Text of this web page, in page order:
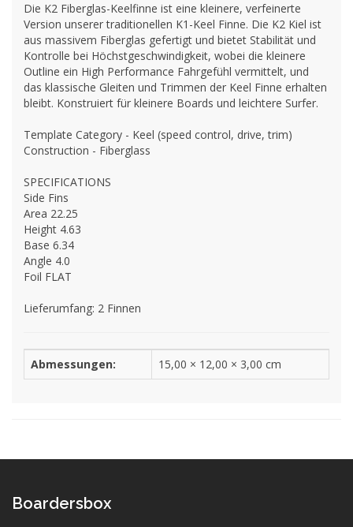
Die K2 Fiberglas-Keelfinne ist eine kleinere, verfeinerte
Version unserer traditionellen K1-Keel Finne. Die K2 Kiel ist
aus massivem Fiberglas gefertigt und bietet Stabilität und
Kontrolle bei Höchstgeschwindigkeit, wobei die kleinere
Outline ein High Performance Fahrgefühl vermittelt, und
das klassische Gleiten und Trimmen der Keel Finne erhalten
bleibt. Konstruiert für kleinere Boards und leichtere Surfer.
Template Category - Keel (speed control, drive, trim)
Construction - Fiberglass
SPECIFICATIONS
Side Fins
Area 22.25
Height 4.63
Base 6.34
Angle 4.0
Foil FLAT
Lieferumfang: 2 Finnen
Abmessungen: 15,00 × 12,00 × 3,00 cm
Boardersbox